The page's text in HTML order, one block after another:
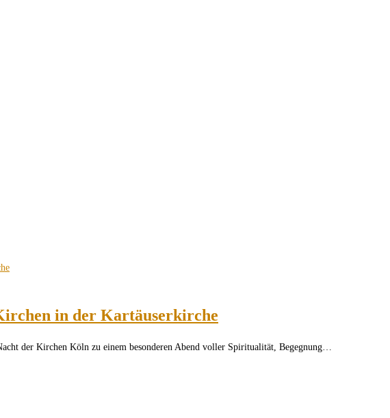
in der Kartäuserkirche
der Kirchen Köln zu einem besonderen Abend voller Spiritualität, Begegnung…